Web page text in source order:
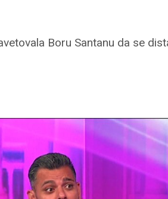
Boru Santanu da se